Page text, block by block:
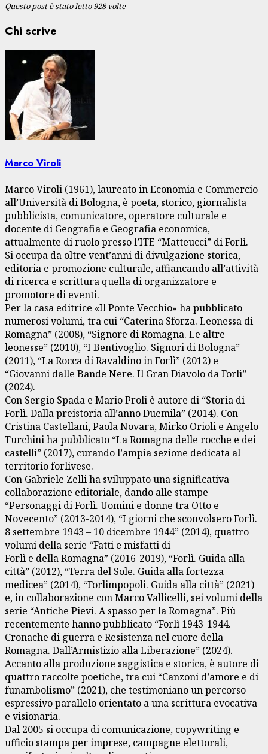
Questo post è stato letto 928 volte
Chi scrive
Marco Viroli
Marco Viroli (1961), laureato in Economia e Commercio
all’Università di Bologna, è poeta, storico, giornalista
pubblicista, comunicatore, operatore culturale e
docente di Geografia e Geografia economica,
attualmente di ruolo presso l’ITE “Matteucci” di Forlì.
Si occupa da oltre vent’anni di divulgazione storica,
editoria e promozione culturale, affiancando all’attività
di ricerca e scrittura quella di organizzatore e
promotore di eventi.
Per la casa editrice «Il Ponte Vecchio» ha pubblicato
numerosi volumi, tra cui “Caterina Sforza. Leonessa di
Romagna” (2008), “Signore di Romagna. Le altre
leonesse” (2010), “I Bentivoglio. Signori di Bologna”
(2011), “La Rocca di Ravaldino in Forlì” (2012) e
“Giovanni dalle Bande Nere. Il Gran Diavolo da Forlì”
(2024).
Con Sergio Spada e Mario Proli è autore di “Storia di
Forlì. Dalla preistoria all’anno Duemila” (2014). Con
Cristina Castellani, Paola Novara, Mirko Orioli e Angelo
Turchini ha pubblicato “La Romagna delle rocche e dei
castelli” (2017), curando l’ampia sezione dedicata al
territorio forlivese.
Con Gabriele Zelli ha sviluppato una significativa
collaborazione editoriale, dando alle stampe
“Personaggi di Forlì. Uomini e donne tra Otto e
Novecento” (2013-2014), “I giorni che sconvolsero Forlì.
8 settembre 1943 – 10 dicembre 1944” (2014), quattro
volumi della serie “Fatti e misfatti di
Forlì e della Romagna” (2016-2019), “Forlì. Guida alla
città” (2012), “Terra del Sole. Guida alla fortezza
medicea” (2014), “Forlimpopoli. Guida alla città” (2021)
e, in collaborazione con Marco Vallicelli, sei volumi della
serie “Antiche Pievi. A spasso per la Romagna”. Più
recentemente hanno pubblicato “Forlì 1943-1944.
Cronache di guerra e Resistenza nel cuore della
Romagna. Dall’Armistizio alla Liberazione” (2024).
Accanto alla produzione saggistica e storica, è autore di
quattro raccolte poetiche, tra cui “Canzoni d’amore e di
funambolismo” (2021), che testimoniano un percorso
espressivo parallelo orientato a una scrittura evocativa
e visionaria.
Dal 2005 si occupa di comunicazione, copywriting e
ufficio stampa per imprese, campagne elettorali,